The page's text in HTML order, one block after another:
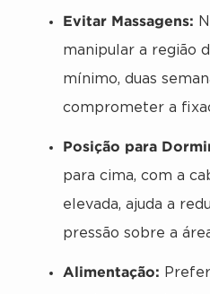
Evitar Massagens:
manipular a região
mínimo, duas
comprometer a
Posição para
para cima, com a
elevada, ajuda a
pressão sobre a
Alimentação: